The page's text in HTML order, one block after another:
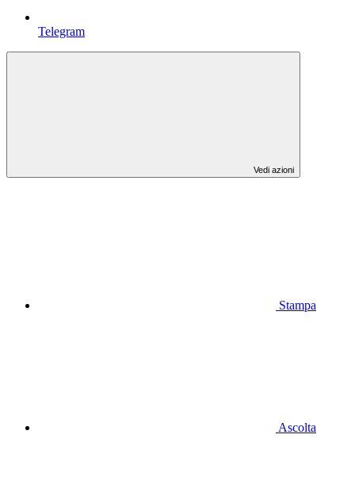
Telegram
Vedi azioni
Stampa
Ascolta